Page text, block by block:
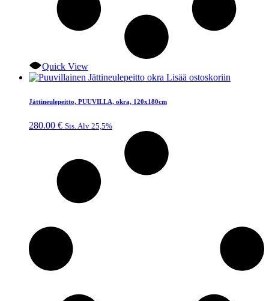
Quick View
Lisää ostoskoriin
Jättineulepeitto, PUUVILLA, okra, 120x180cm
280.00 € Sis. Alv 25,5%